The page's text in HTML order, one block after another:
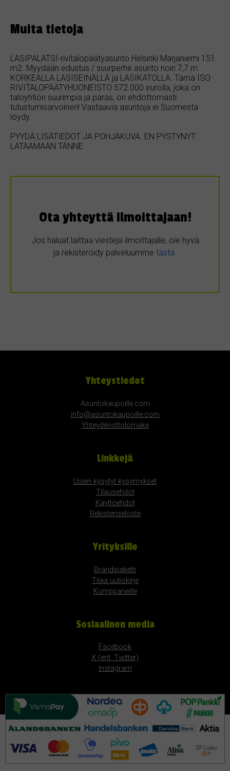
Muita tietoja
LASIPALATSI-rivitalopäätyasunto Helsinki Marjaniemi 151
m2. Myydään edustus / suurperhe asunto noin 7,7 m
KORKEALLA LASISEINÄLLÄ ja LASIKATOLLA. Tämä ISO
RIVITALOPÄÄTYHUONEISTO 572.000 eurolla, joka on
taloyhtiön suurimpia ja paras, on ehdottomasti
tutustumisarvoinen! Vastaavia asuntoja ei Suomesta
löydy.
PYYDÄ LISÄTIEDOT JA POHJAKUVA. EN PYSTYNYT
LATAAMAAN TÄNNE
Ota yhteyttä ilmoittajaan!
Jos haluat laittaa viestejä ilmoittajalle, ole hyvä
ja rekisteröidy palveluumme tästä.
Yhteystiedot
Asuntokaupoille.com
info@asuntokaupoille.com
Yhteydenottolomake
Linkkejä
Usein kysytyt kysymykset
Tilausehdot
Käyttöehdot
Rekisteriseloste
Yrityksille
Brändipaketti
Tilaa uutiskirje
Kumppaneille
Sosiaalinen media
Facebook
X (ent. Twitter)
Instagram